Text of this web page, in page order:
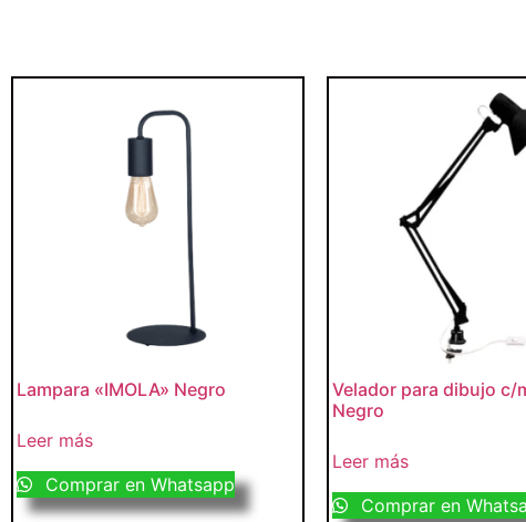
Lampara «IMOLA» Negro
Leer más
Comprar en Whatsapp
Velador para dibujo c/
Negro
Leer más
Comprar en